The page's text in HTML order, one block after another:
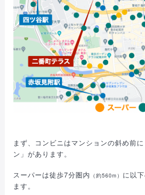
まず、コンビニはマンションの斜め前
ン」があります。
スーパーは徒歩7分圏内 （約560m） に以
ます。